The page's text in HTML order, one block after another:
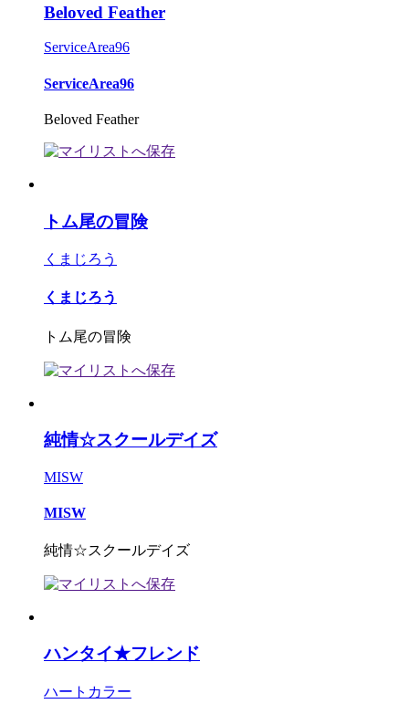
Beloved Feather
ServiceArea96
ServiceArea96
Beloved Feather
トム尾の冒険
くまじろう
くまじろう
トム尾の冒険
純情☆スクールデイズ
MISW
MISW
純情☆スクールデイズ
ハンタイ★フレンド
ハートカラー